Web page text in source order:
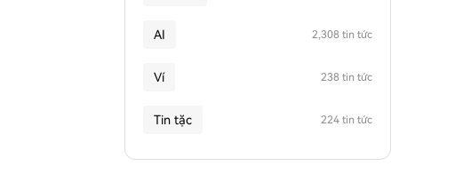
AI 2,308 tin tức
Ví 238 tin tức
Tin tặc 224 tin tức